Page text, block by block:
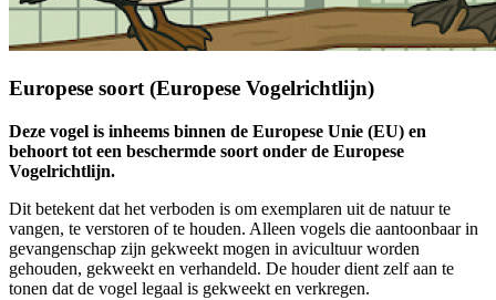
Europese soort (Europese Vogelrichtlijn)
Deze vogel is inheems binnen de Europese Unie (EU) en
behoort tot een beschermde soort onder de Europese
Vogelrichtlijn.
Dit betekent dat het verboden is om exemplaren uit de natuur te
vangen, te verstoren of te houden. Alleen vogels die aantoonbaar in
gevangenschap zijn gekweekt mogen in avicultuur worden
gehouden, gekweekt en verhandeld. De houder dient zelf aan te
tonen dat de vogel legaal is gekweekt en verkregen.